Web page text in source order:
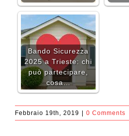
Bando Sicurezza
2025 a Trieste: chi
può partecipare,
cosa…
Febbraio 19th, 2019 0 Comments